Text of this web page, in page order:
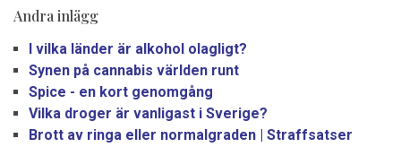
Andra inlägg
I vilka länder är alkohol olagligt?
Synen på cannabis världen runt
Spice - en kort genomgång
Vilka droger är vanligast i Sverige?
Brott av ringa eller normalgraden | Straffsatser